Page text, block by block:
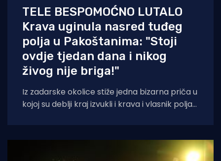
TELE BESPOMOĆNO LUTALO
Krava uginula nasred tuđeg
polja u Pakoštanima: "Stoji
ovdje tjedan dana i nikog
živog nije briga!"
Iz zadarske okolice stiže jedna bizarna priča u
kojoj su deblji kraj izvukli i krava i vlasnik polja